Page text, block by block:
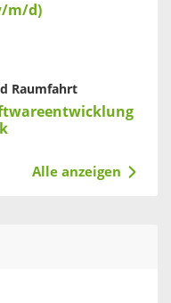
m/d)
Raumfahrt
Alle anzeigen